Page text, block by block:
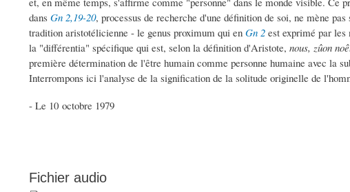
dans Gn 2,19-20, processus de recherche d'une définition de soi, ne mène
tradition aristotélicienne - le genus proximum qui en Gn 2 est exprimé par les
la "différentia" spécifique qui est, selon la définition d'Aristote, nous, zûon
première détermination de l'être humain comme personne humaine avec la
Interrompons ici l'analyse de la signification de la solitude originelle de
- Le 10 octobre 1979
Fichier audio